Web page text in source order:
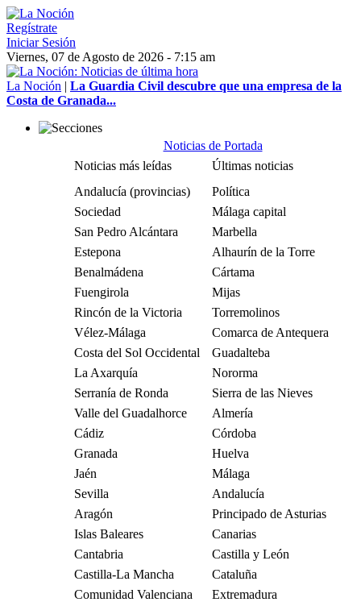
Regístrate
Iniciar Sesión
Viernes, 07 de Agosto de 2026 - 7:15 am
La Noción | La Guardia Civil descubre que una empresa de la
Costa de Granada...
Noticias de Portada
Noticias más leídas
Últimas noticias
Andalucía (provincias)
Política
Sociedad
Málaga capital
San Pedro Alcántara
Marbella
Estepona
Alhaurín de la Torre
Benalmádena
Cártama
Fuengirola
Mijas
Rincón de la Victoria
Torremolinos
Vélez-Málaga
Comarca de Antequera
Costa del Sol Occidental
Guadalteba
La Axarquía
Nororma
Serranía de Ronda
Sierra de las Nieves
Valle del Guadalhorce
Almería
Cádiz
Córdoba
Granada
Huelva
Jaén
Málaga
Sevilla
Andalucía
Aragón
Principado de Asturias
Islas Baleares
Canarias
Cantabria
Castilla y León
Castilla-La Mancha
Cataluña
Comunidad Valenciana
Extremadura